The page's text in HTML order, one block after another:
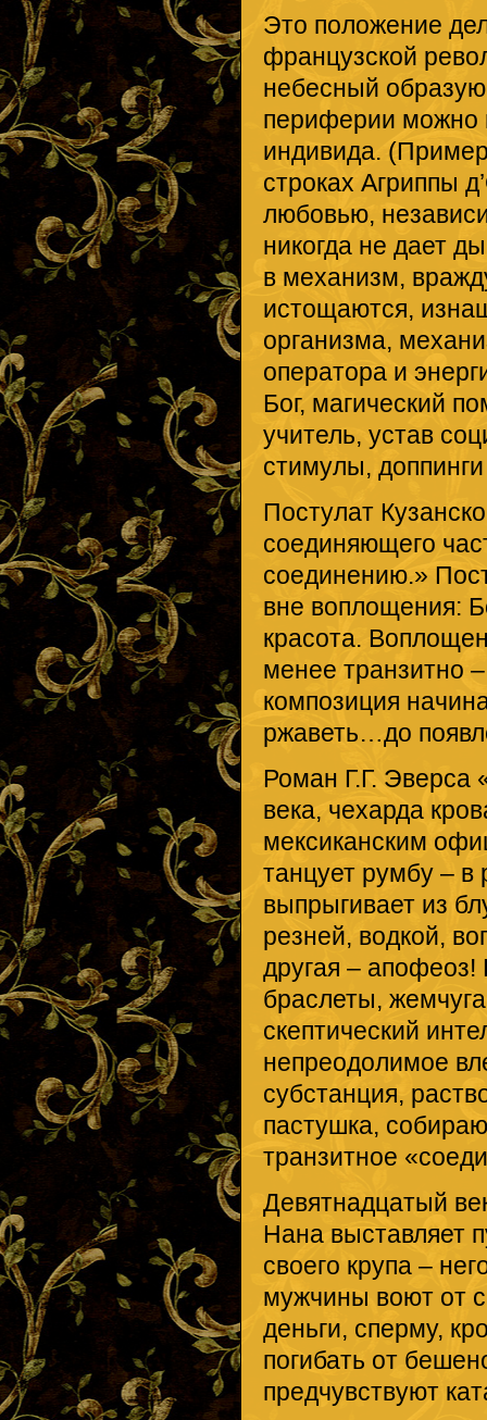
Это положение
французской
небесный
периферии можно
индивида.
строках Агриппы
любовью,
никогда не дает
в механизм,
истощаются,
организма,
оператора и
Бог, магический
учитель, устав
стимулы, доппинги
Постулат
соединяющего
соединению.»
вне воплощения:
красота.
менее транзитно
композиция
ржаветь…до
Роман Г.Г. Эверса
века, чехарда
мексиканским
танцует румбу – в
выпрыгивает из
резней, водкой,
другая –
браслеты,
скептический
непреодолимое
субстанция,
пастушка,
транзитное
Девятнадцатый
Нана выставляет
своего крупа –
мужчины воют от
деньги, сперму,
погибать от
предчувствуют